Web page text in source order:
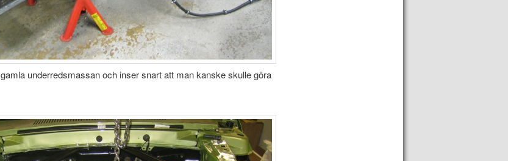
underredsmassan och inser snart att man kanske skulle göra